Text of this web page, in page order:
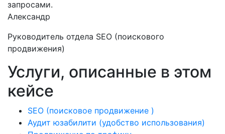
запросами.
Александр
Руководитель отдела SEO (поискового
продвижения)
Услуги, описанные в этом
кейсе
SEO (поисковое продвижение )
Аудит юзабилити (удобство использования)